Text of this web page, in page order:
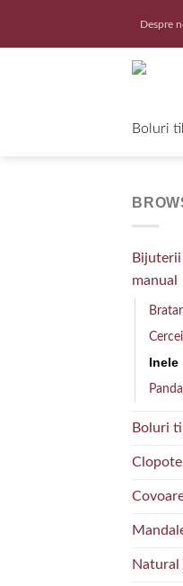
Despre
Boluri
manual
Cercei
Inele
Boluri
Natural